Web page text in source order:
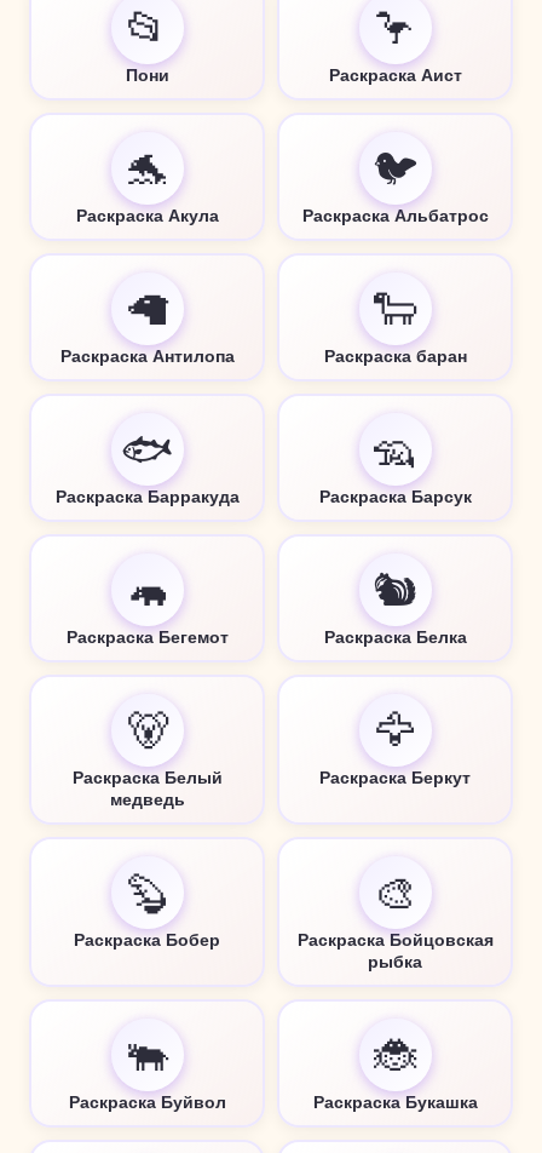
📂
Пони
🦩
Раскраска Аист
🐬
Раскраска Акула
🐦
Раскраска Альбатрос
🦙
Раскраска Антилопа
🐑
Раскраска баран
🐟
Раскраска Барракуда
🦡
Раскраска Барсук
🦛
Раскраска Бегемот
🐿️
Раскраска Белка
🐻
Раскраска Белый
медведь
🦅
Раскраска Беркут
🦫
Раскраска Бобер
🎨
Раскраска Бойцовская
рыбка
🐃
Раскраска Буйвол
🐞
Раскраска Букашка